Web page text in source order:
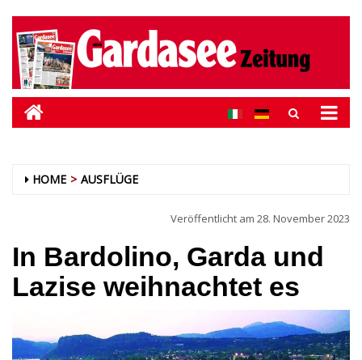
HOME AUSFLÜGE
Veröffentlicht am 28. November 2023
In Bardolino, Garda und
Lazise weihnachtet es